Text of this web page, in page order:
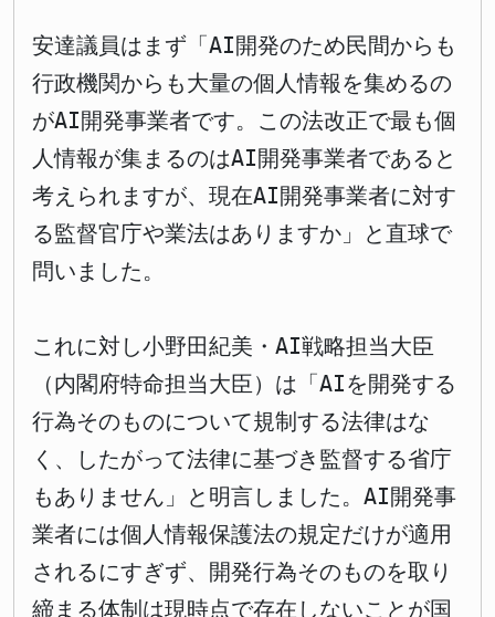
安達議員はまず「AI開発のため民間からも
行政機関からも大量の個人情報を集めるの
がAI開発事業者です。この法改正で最も個
人情報が集まるのはAI開発事業者であると
考えられますが、現在AI開発事業者に対す
る監督官庁や業法はありますか」と直球で
問いました。
これに対し小野田紀美・AI戦略担当大臣
（内閣府特命担当大臣）は「AIを開発する
行為そのものについて規制する法律はな
く、したがって法律に基づき監督する省庁
もありません」と明言しました。AI開発事
業者には個人情報保護法の規定だけが適用
されるにすぎず、開発行為そのものを取り
締まる体制は現時点で存在しないことが国